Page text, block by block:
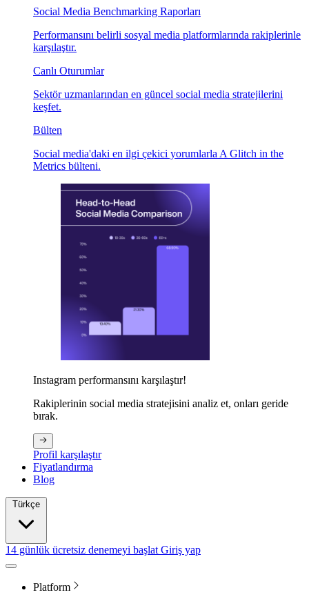
Social Media Benchmarking Raporları
Performansını belirli sosyal media platformlarında rakiplerinle
karşılaştır.
Canlı Oturumlar
Sektör uzmanlarından en güncel social media stratejilerini
keşfet.
Bülten
Social media'daki en ilgi çekici yorumlarla A Glitch in the
Metrics bülteni.
Instagram performansını karşılaştır!
Rakiplerinin social media stratejisini analiz et, onları geride
bırak.
Profil karşılaştır
Fiyatlandırma
Blog
14 günlük ücretsiz denemeyi başlat Giriş yap
Platform